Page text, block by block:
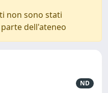
non sono stati
dell'ateneo
ND